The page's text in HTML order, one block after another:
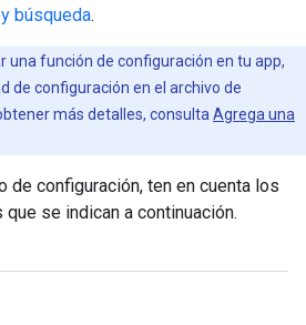
búsqueda.
una función de configuración en tu app,
de configuración en el archivo de
más detalles, consulta Agrega una
de configuración, ten en cuenta los
se indican a continuación.